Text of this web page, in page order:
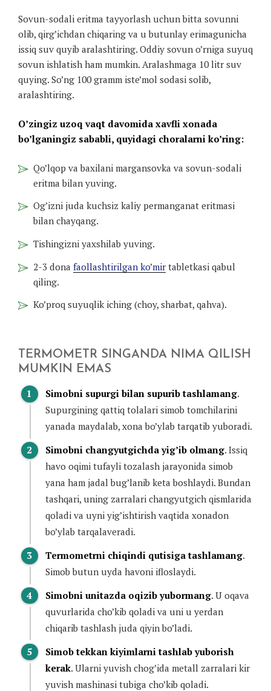
Sovun-sodali eritma tayyorlash uchun bitta sovunni
olib, qirg’ichdan chiqaring va u butunlay erimagunicha
issiq suv quyib aralashtiring. Oddiy sovun o’rniga suyuq
sovun ishlatish ham mumkin. Aralashmaga 10 litr suv
quying. So’ng 100 gramm iste’mol sodasi solib,
aralashtiring.
O’zingiz uzoq vaqt davomida xavfli xonada
bo’lganingiz sababli, quyidagi choralarni ko’ring:
Qo’lqop va baxilani margansovka va sovun-sodali
eritma bilan yuving.
Og’izni juda kuchsiz kaliy permanganat eritmasi
bilan chayqang.
Tishingizni yaxshilab yuving.
2-3 dona faollashtirilgan ko’mir tabletkasi qabul
qiling.
Ko’proq suyuqlik iching (choy, sharbat, qahva).
TERMOMETR SINGANDA NIMA QILISH
MUMKIN EMAS
Simobni supurgi bilan supurib tashlamang.
Supurgining qattiq tolalari simob tomchilarini
yanada maydalab, xona bo’ylab tarqatib yuboradi.
Simobni changyutgichda yig’ib olmang. Issiq
havo oqimi tufayli tozalash jarayonida simob
yana ham jadal bug’lanib keta boshlaydi. Bundan
tashqari, uning zarralari changyutgich qismlarida
qoladi va uyni yig’ishtirish vaqtida xonadon
bo’ylab tarqalaveradi.
Termometrni chiqindi qutisiga tashlamang.
Simob butun uyda havoni ifloslaydi.
Simobni unitazda oqizib yubormang. U oqava
quvurlarida cho’kib qoladi va uni u yerdan
chiqarib tashlash juda qiyin bo’ladi.
Simob tekkan kiyimlarni tashlab yuborish
kerak. Ularni yuvish chog’ida metall zarralari kir
yuvish mashinasi tubiga cho’kib qoladi.